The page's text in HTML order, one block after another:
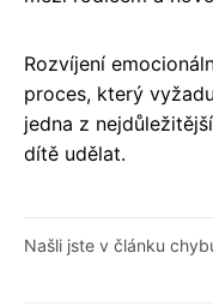
Rozvíjení
proces, který
jedna z
dítě udělat.
Našli jste v článku